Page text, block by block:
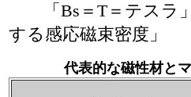
「Bs＝T＝テスラ」
する感応磁束密度」
代表的な磁性材と